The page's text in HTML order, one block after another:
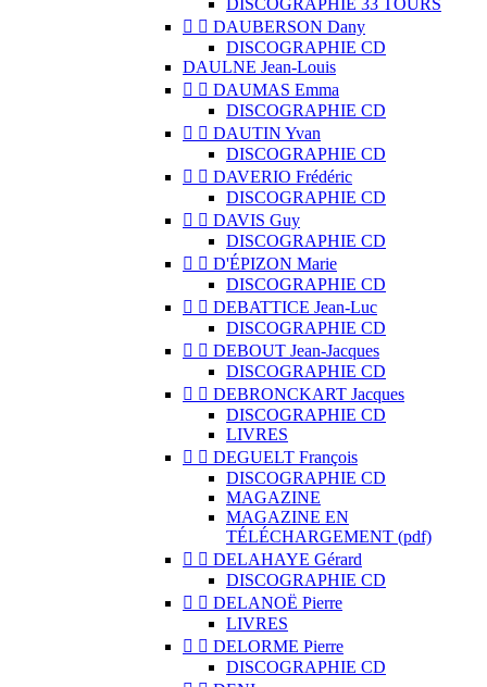
DISCOGRAPHIE 33 TOURS
  DAUBERSON Dany
DISCOGRAPHIE CD
DAULNE Jean-Louis
  DAUMAS Emma
DISCOGRAPHIE CD
  DAUTIN Yvan
DISCOGRAPHIE CD
  DAVERIO Frédéric
DISCOGRAPHIE CD
  DAVIS Guy
DISCOGRAPHIE CD
  D'ÉPIZON Marie
DISCOGRAPHIE CD
  DEBATTICE Jean-Luc
DISCOGRAPHIE CD
  DEBOUT Jean-Jacques
DISCOGRAPHIE CD
  DEBRONCKART Jacques
DISCOGRAPHIE CD
LIVRES
  DEGUELT François
DISCOGRAPHIE CD
MAGAZINE
MAGAZINE EN
TÉLÉCHARGEMENT (pdf)
  DELAHAYE Gérard
DISCOGRAPHIE CD
  DELANOË Pierre
LIVRES
  DELORME Pierre
DISCOGRAPHIE CD